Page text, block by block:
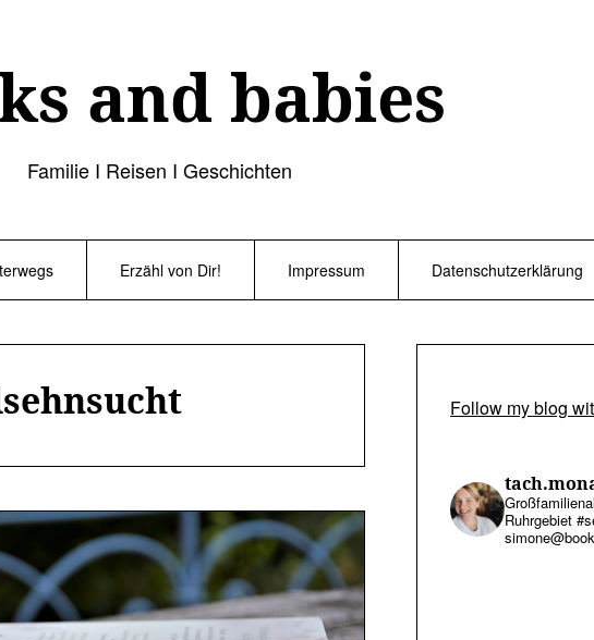
and babies
Familie I Reisen I Geschichten
Erzähl von Dir! Impressum Datenschutzerklärung
Follow my blog
Ruhrgebiet